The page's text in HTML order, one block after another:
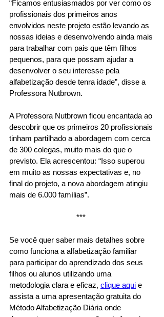
“Ficamos entusiasmados por ver como os
profissionais dos primeiros anos
envolvidos neste projeto estão levando as
nossas ideias e desenvolvendo ainda mais
para trabalhar com pais que têm filhos
pequenos, para que possam ajudar a
desenvolver o seu interesse pela
alfabetização desde tenra idade”, disse a
Professora Nutbrown.
A Professora Nutbrown ficou encantada ao
descobrir que os primeiros 20 profissionais
tinham partilhado a abordagem com cerca
de 300 colegas, muito mais do que o
previsto. Ela acrescentou: “Isso superou
em muito as nossas expectativas e, no
final do projeto, a nova abordagem atingiu
mais de 6.000 famílias”.
***
Se você quer saber mais detalhes sobre
como funciona a alfabetização familiar
para participar do aprendizado dos seus
filhos ou alunos utilizando uma
metodologia clara e eficaz, clique aqui e
assista a uma apresentação gratuita do
Método Alfabetização Diária onde